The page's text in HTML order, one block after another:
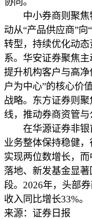
中小券商则聚焦
动从“产品供应商”
转型，持续优化动
系。华安证券聚焦
提升机构客户与高
户为中心”的核心价
战略。东方证券则
线，推动券商资管与
在华源证券非银
业务整体保持稳健
实现两位数增长，
落地、新发基金显
段。2026年，头部
收入同比增长33%。
来源：证券日报